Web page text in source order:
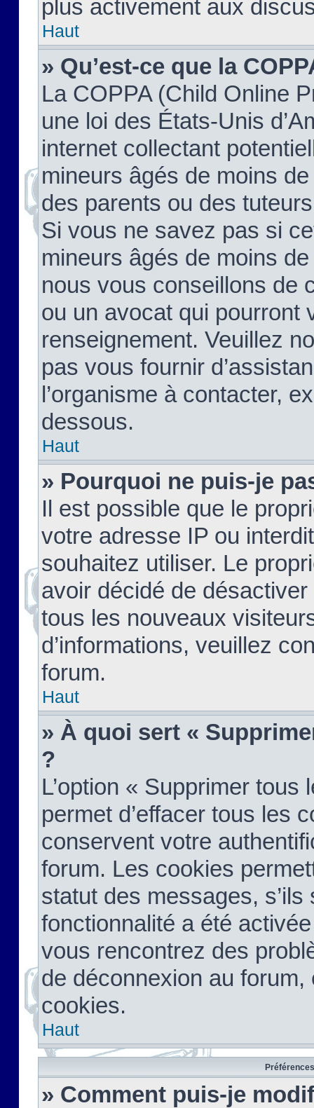
plus activement aux
Haut
» Qu’est-ce que la
La COPPA (Child Online
une loi des États-Unis
internet collectant
mineurs âgés de moins
des parents ou des
Si vous ne savez pas si
mineurs âgés de moins
nous vous conseillons de
ou un avocat qui pourront
renseignement. Veuillez
pas vous fournir
l’organisme à contacter,
dessous.
Haut
» Pourquoi ne puis-je
Il est possible que le
votre adresse IP ou
souhaitez utiliser. Le
avoir décidé de
tous les nouveaux
d’informations, veuillez
forum.
Haut
» À quoi sert «
?
L’option « Supprimer
permet d’effacer tous les
conservent votre
forum. Les cookies
statut des messages,
fonctionnalité a été
vous rencontrez des
de déconnexion au
cookies.
Haut
» Comment puis-je